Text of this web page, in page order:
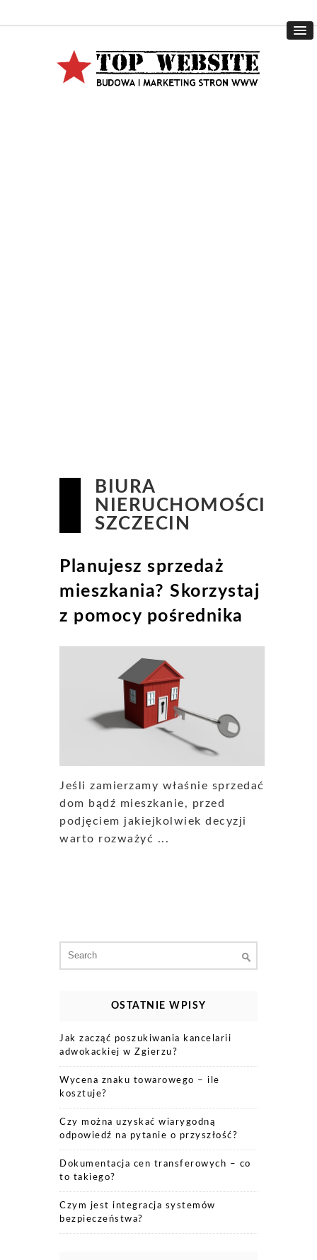
BIURA
NIERUCHOMOŚCI
SZCZECIN
Planujesz sprzedaż
mieszkania? Skorzystaj
z pomocy pośrednika
Jeśli zamierzamy właśnie sprzedać
dom bądź mieszkanie, przed
podjęciem jakiejkolwiek decyzji
warto rozważyć ...
for:
OSTATNIE WPISY
Jak zacząć poszukiwania kancelarii
adwokackiej w Zgierzu?
Wycena znaku towarowego – ile
kosztuje?
Czy można uzyskać wiarygodną
odpowiedź na pytanie o przyszłość?
Dokumentacja cen transferowych – co
to takiego?
Czym jest integracja systemów
bezpieczeństwa?